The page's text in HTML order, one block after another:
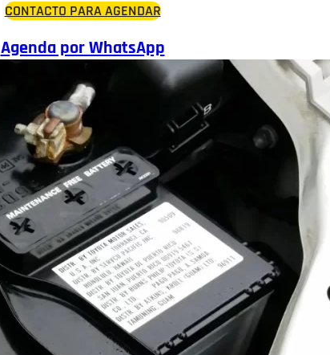
CONTACTO PARA AGENDAR
Agenda por WhatsApp